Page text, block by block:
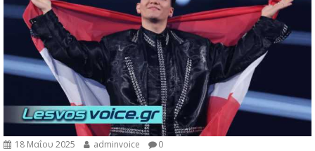
18 Μαΐου 2025 adminvoice 0